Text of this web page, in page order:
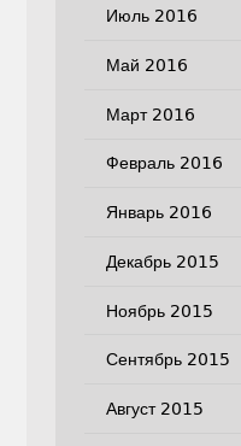
Июль 2016
Май 2016
Март 2016
Февраль 2016
Январь 2016
Декабрь 2015
Ноябрь 2015
Сентябрь 2015
Август 2015